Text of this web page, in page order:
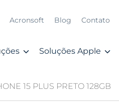
Acronsoft Blog Contato
Soluções Apple
15 PLUS PRETO 128GB